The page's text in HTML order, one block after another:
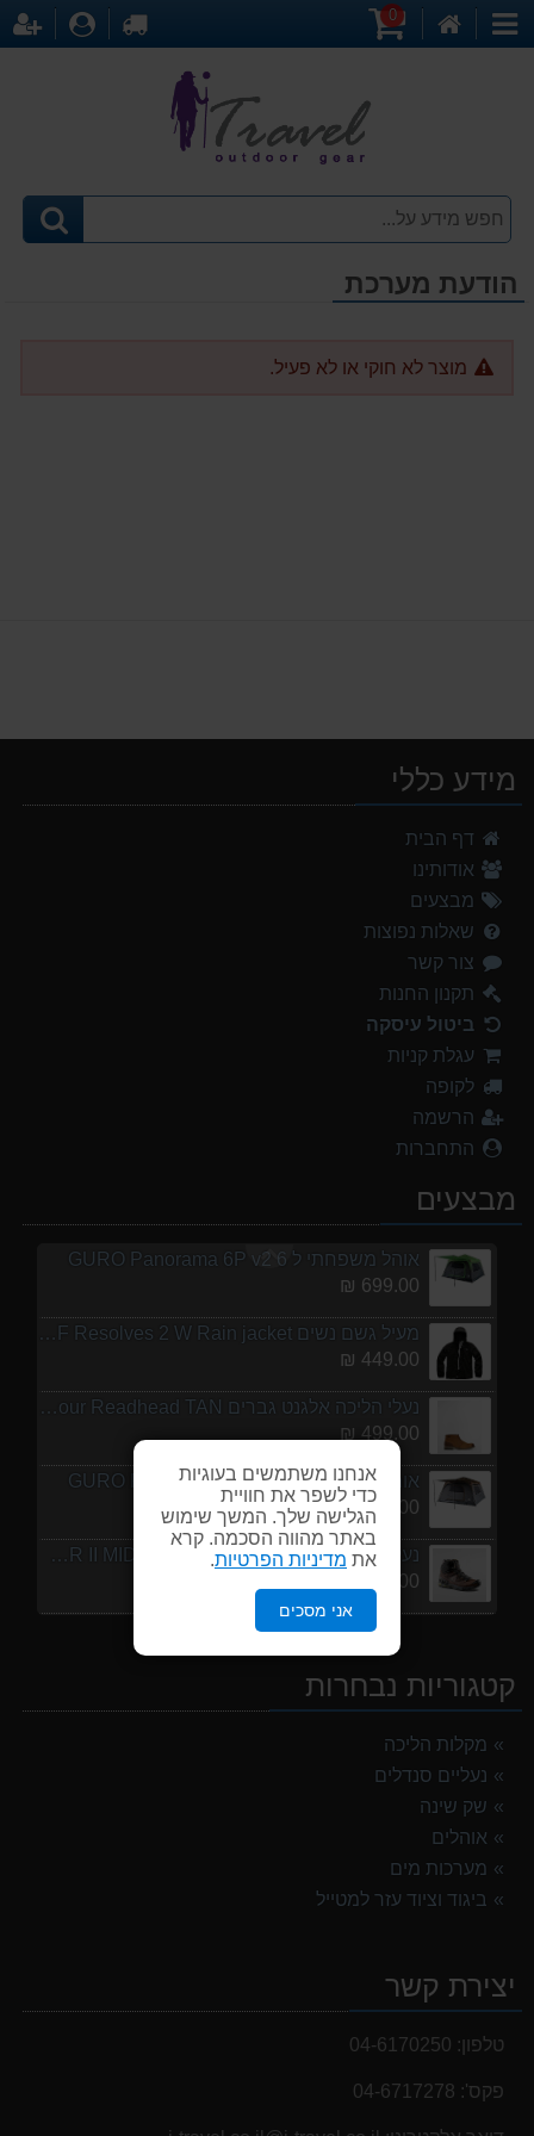
אנחנו משתמשים בעוגיות
כדי לשפר את חוויית
הגלישה שלך. המשך שימוש
באתר מהווה הסכמה. קרא
את מדיניות הפרטיות.
אני מסכים
קטגוריות
0
לקופה
הודעת מערכת
מוצר לא חוקי או לא פעיל.
מידע כללי
דף הבית
אודותינו
מבצעים
שאלות נפוצות
צור קשר
תקנון החנות
ביטול עיסקה
עגלת קניות
לקופה
הרשמה
התחברות
מבצעים
699.00 ₪
499.00 ₪
אוהל משפחתי ל 8 GURO Panorama 8P v2
999.00 ₪
1,299.00 ₪
אוהל משפחתי ל 6 GURO Panorama 6P v2
699.00 ₪
מעיל גשם נשים TNF Resolves 2 W Rain jacket
449.00 ₪
נעלי הליכה אלגנט גברים Barbour Readhead TAN
499.00 ₪
אוהל משפחתי ל 8 GURO Panorama 8P v2
999.00 ₪
נעלי הליכה ULTRA RAPTOR II MID LEATHER WIDE GTX
839.00 ₪
מנשא לתינוק לטיולים OSPERY POCO LT
1,299.00 ₪
אוהל משפחתי ל 6 GURO Panorama 6P v2
499.00 ₪
קטגוריות נבחרות
מקלות הליכה
נעליים סנדלים
שק שינה
אוהלים
מערכות מים
ביגוד וציוד עזר למטייל
יצירת קשר
טלפון: 04-6170250
פקס': 04-6717278